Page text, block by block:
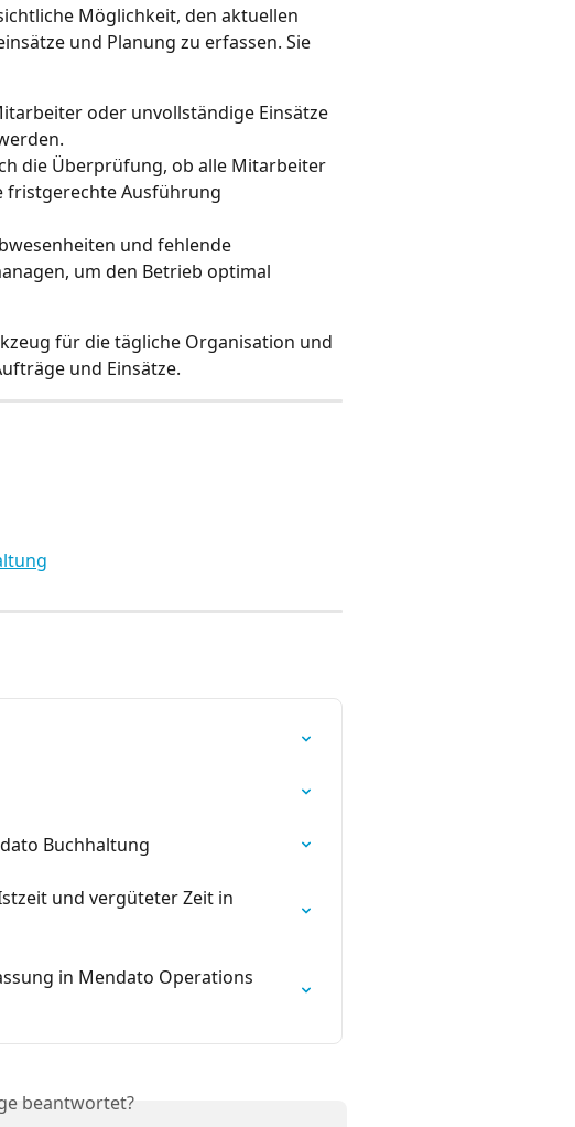
Möglichkeit, den aktuellen
und Planung zu erfassen. Sie
oder unvollständige Einsätze
die Überprüfung, ob alle Mitarbeiter
fristgerechte Ausführung
und fehlende
um den Betrieb optimal
für die tägliche Organisation und
und Einsätze.
Buchhaltung
und vergüteter Zeit in
in Mendato Operations
beantwortet?